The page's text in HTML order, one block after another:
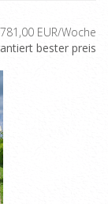
EUR/Woche
bester preis